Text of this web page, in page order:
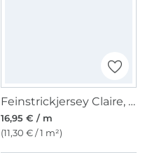
Feinstrickjersey Claire, wollweiß
16,95 € / m
(11,30 € / 1 m²)